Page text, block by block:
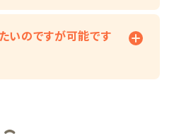
いのですが可能です